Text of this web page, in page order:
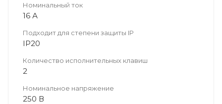
Номинальный ток
16 А
Подходит для степени защиты IP
IP20
Количество исполнительных клавиш
2
Номинальное напряжение
250 В